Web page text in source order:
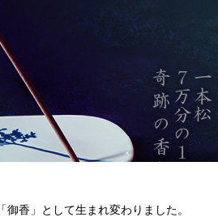
御香」として生まれ変わりました。